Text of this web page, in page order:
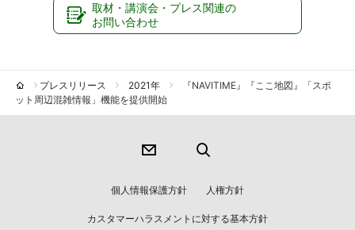
取材・講演会・プレス関連の
お問い合わせ
プレスリリース 2021年
『NAVITIME』『ここ地図』「スポ
ット周辺混雑情報」機能を提供開始
個人情報保護方針 人権方針
カスタマーハラスメントに対する基本方針